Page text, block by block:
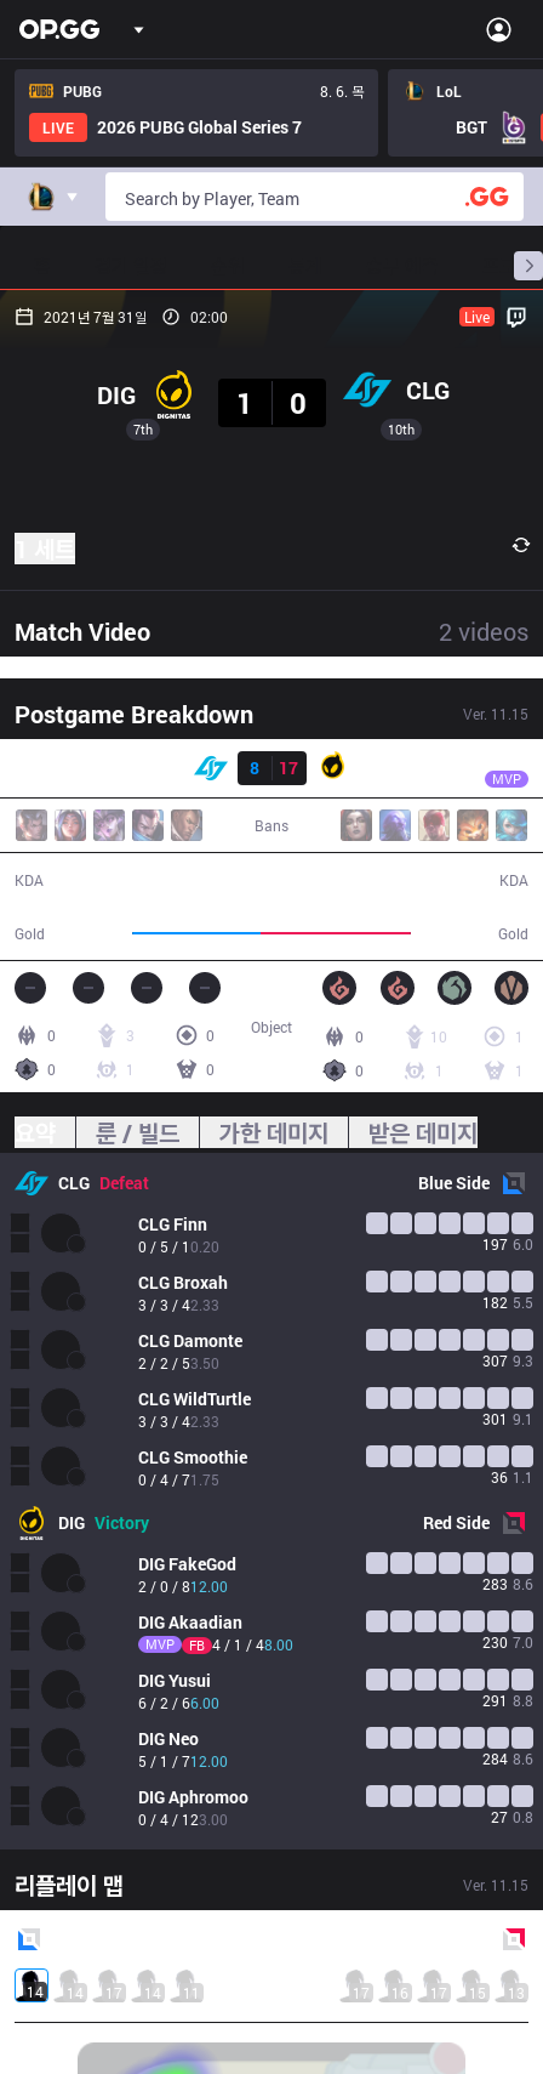
PUBG
8. 6. 목
LIVE
2026 PUBG Global Series 7
LoL
BGT
프로빌
2021년 7월 31일 02:00 Live
7th
DIG
1
0 CLG
10th
Match Video 2 videos
Postgame Breakdown Ver. 11.15
8
17 MVP
Bans
KDA
Gold Gold
KDA
0 3
0
0
1 0
0 10
1
0
1 1
Object
룬 / 빌드 가한 데미지 받은 데미지
CLG Defeat BlueSide
CLG Finn
0 / 5 / 10.20 197 6.0
CLG Broxah
3 / 3 / 42.33 182 5.5
CLG Damonte
2 / 2 / 53.50 307 9.3
CLGWildTurtle
3 / 3 / 42.33 301 9.1
CLGSmoothie
0 / 4 / 71.75 36 1.1
DIG Victory RedSide
DIG FakeGod
2 / 0 / 812.00 283 8.6
DIGAkaadian
MVP FB 4 / 1 / 48.00 230 7.0
DIGYusui
6 / 2 / 66.00 291 8.8
DIG Neo
5 / 1 / 712.00 284 8.6
DIGAphromoo
0 / 4 / 123.00 27 0.8
리플레이 맵 Ver. 11.15
14 14 17 14 11 17 16 17 15 13